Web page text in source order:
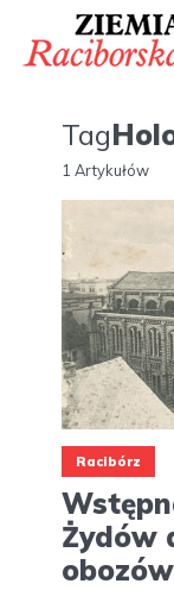
Tag
1 Artykułów
Racibórz
Żydów